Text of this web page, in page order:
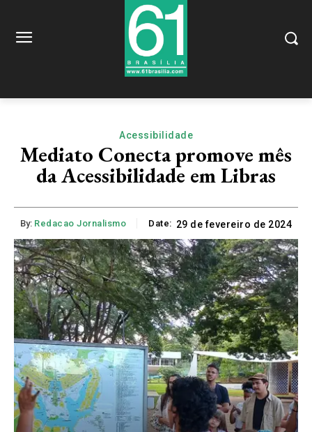
Acessibilidade
Mediato Conecta promove mês
da Acessibilidade em Libras
By: Redacao Jornalismo Date: 29 de fevereiro de 2024